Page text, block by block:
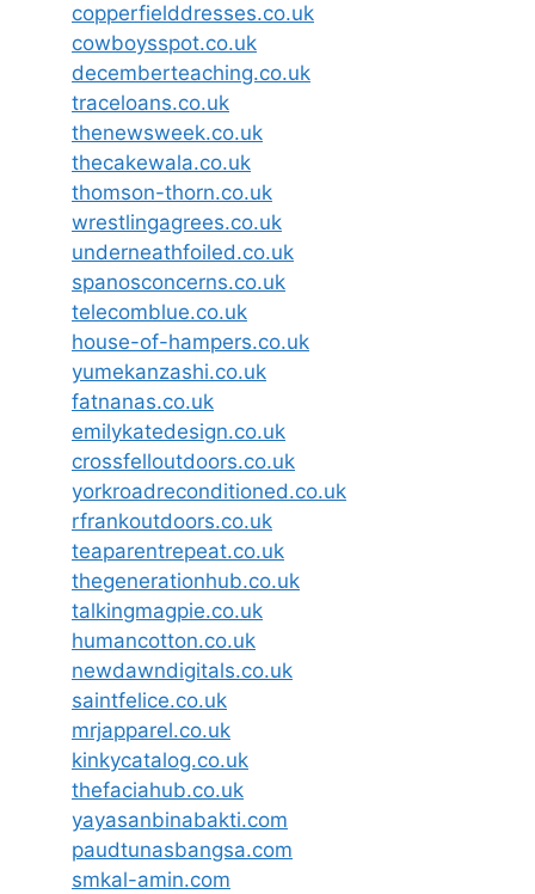
copperfielddresses.co.uk
cowboysspot.co.uk
decemberteaching.co.uk
traceloans.co.uk
thenewsweek.co.uk
thecakewala.co.uk
thomson-thorn.co.uk
wrestlingagrees.co.uk
underneathfoiled.co.uk
spanosconcerns.co.uk
telecomblue.co.uk
house-of-hampers.co.uk
yumekanzashi.co.uk
fatnanas.co.uk
emilykatedesign.co.uk
crossfelloutdoors.co.uk
yorkroadreconditioned.co.uk
rfrankoutdoors.co.uk
teaparentrepeat.co.uk
thegenerationhub.co.uk
talkingmagpie.co.uk
humancotton.co.uk
newdawndigitals.co.uk
saintfelice.co.uk
mrjapparel.co.uk
kinkycatalog.co.uk
thefaciahub.co.uk
yayasanbinabakti.com
paudtunasbangsa.com
smkal-amin.com